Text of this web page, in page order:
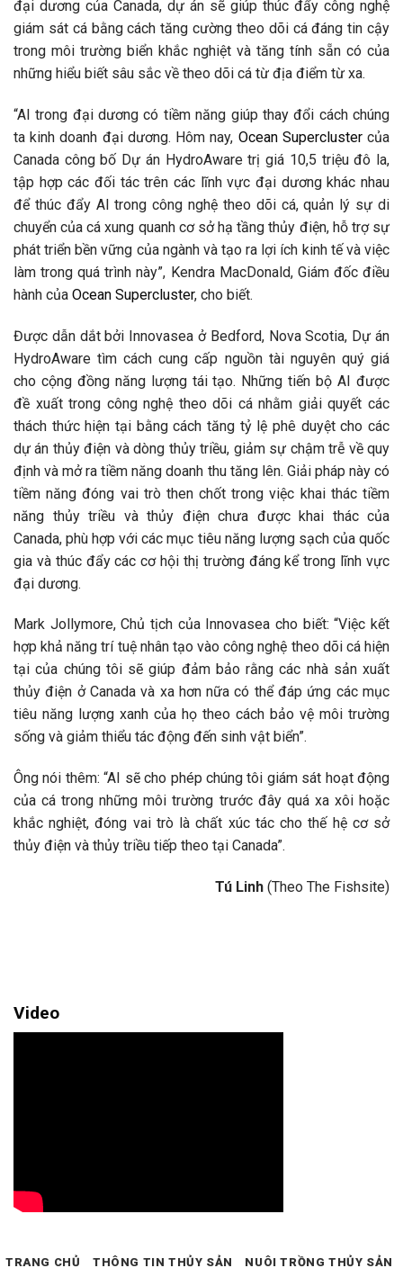
đại dương của Canada, dự án sẽ giúp thúc đẩy công nghệ
giám sát cá bằng cách tăng cường theo dõi cá đáng tin cậy
trong môi trường biển khắc nghiệt và tăng tính sẵn có của
những hiểu biết sâu sắc về theo dõi cá từ địa điểm từ xa.
“AI trong đại dương có tiềm năng giúp thay đổi cách chúng
ta kinh doanh đại dương. Hôm nay, Ocean Superclustercủa
Canada công bố Dự án HydroAware trị giá 10,5 triệu đô la,
tập hợp các đối tác trên các lĩnh vực đại dương khác nhau
để thúc đẩy AI trong công nghệ theo dõi cá, quản lý sự di
chuyển của cá xung quanh cơ sở hạ tầng thủy điện, hỗ trợ sự
phát triển bền vững của ngành và tạo ra lợi ích kinh tế và việc
làm trong quá trình này”, Kendra MacDonald, Giám đốc điều
hành của Ocean Supercluster, cho biết.
Được dẫn dắt bởi Innovasea ở Bedford, Nova Scotia, Dự án
HydroAware tìm cách cung cấp nguồn tài nguyên quý giá
cho cộng đồng năng lượng tái tạo. Những tiến bộ AI được
đề xuất trong công nghệ theo dõi cá nhằm giải quyết các
thách thức hiện tại bằng cách tăng tỷ lệ phê duyệt cho các
dự án thủy điện và dòng thủy triều, giảm sự chậm trễ về quy
định và mở ra tiềm năng doanh thu tăng lên. Giải pháp này có
tiềm năng đóng vai trò then chốt trong việc khai thác tiềm
năng thủy triều và thủy điện chưa được khai thác của
Canada, phù hợp với các mục tiêu năng lượng sạch của quốc
gia và thúc đẩy các cơ hội thị trường đáng kể trong lĩnh vực
đại dương.
Mark Jollymore, Chủ tịch của Innovasea cho biết: “Việc kết
hợp khả năng trí tuệ nhân tạo vào công nghệ theo dõi cá hiện
tại của chúng tôi sẽ giúp đảm bảo rằng các nhà sản xuất
thủy điện ở Canada và xa hơn nữa có thể đáp ứng các mục
tiêu năng lượng xanh của họ theo cách bảo vệ môi trường
sống và giảm thiểu tác động đến sinh vật biển”.
Ông nói thêm: “AI sẽ cho phép chúng tôi giám sát hoạt động
của cá trong những môi trường trước đây quá xa xôi hoặc
khắc nghiệt, đóng vai trò là chất xúc tác cho thế hệ cơ sở
thủy điện và thủy triều tiếp theo tại Canada”.
Tú Linh (Theo The Fishsite)
Video
TRANG CHỦ THÔNG TIN THỦY SẢN NUÔI TRỒNG THỦY SẢN